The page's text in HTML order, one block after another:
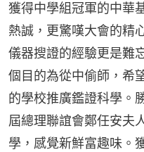
獲得中學組冠軍的中華
熱誠，更驚嘆大會的精
儀器搜證的經驗更是難
個目的為從中偷師，希
的學校推廣鑑證科學。
屆總理聯誼會鄭任安夫
學，感覺新鮮富趣味。